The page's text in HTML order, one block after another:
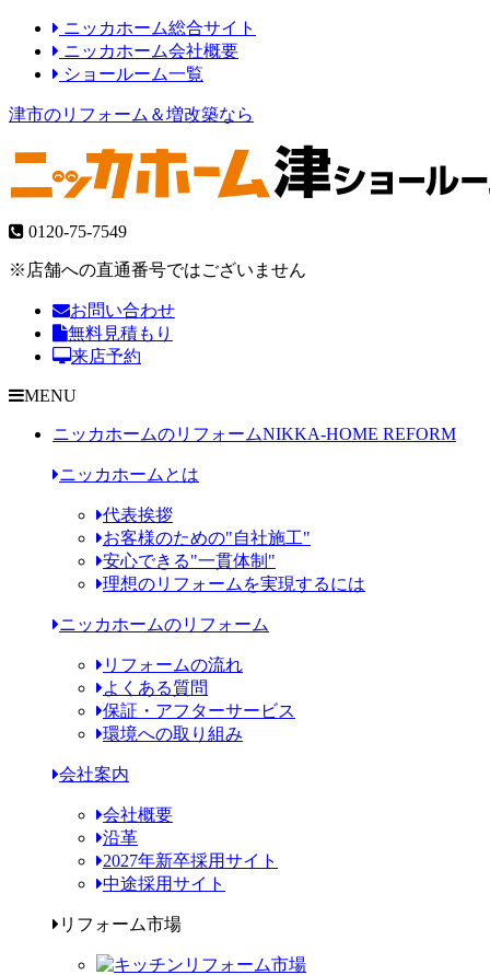
ニッカホーム総合サイト
ニッカホーム会社概要
ショールーム一覧
津市のリフォーム＆増改築なら
0120-75-7549
※店舗への直通番号ではございません
お問い合わせ
無料見積もり
来店予約
MENU
ニッカホームのリフォームNIKKA-HOME REFORM
ニッカホームとは
代表挨拶
お客様のための"自社施工"
安心できる"一貫体制"
理想のリフォームを実現するには
ニッカホームのリフォーム
リフォームの流れ
よくある質問
保証・アフターサービス
環境への取り組み
会社案内
会社概要
沿革
2027年新卒採用サイト
中途採用サイト
リフォーム市場